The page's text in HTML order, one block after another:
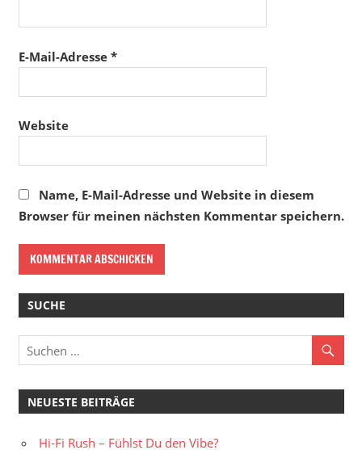
E-Mail-Adresse *
Website
Name, E-Mail-Adresse und Website in diesem
Browser für meinen nächsten Kommentar speichern.
SUCHE
NEUESTE BEITRÄGE
Hi-Fi Rush – Fühlst Du den Vibe?